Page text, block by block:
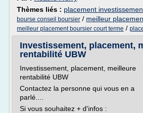
Thèmes liés : placement
bourse conseil boursier / meilleur
meilleur placement boursier court terme /
Investissement, placement,
rentabilité UBW
Investissement, placement, meilleure
rentabilité UBW
Contactez la personne qui vous en a
parlé....
Si vous souhaitez + d'infos :